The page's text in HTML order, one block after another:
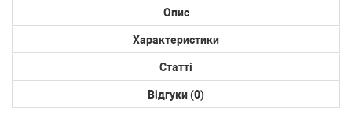
Опис
Характеристики
Статті
Відгуки (0)